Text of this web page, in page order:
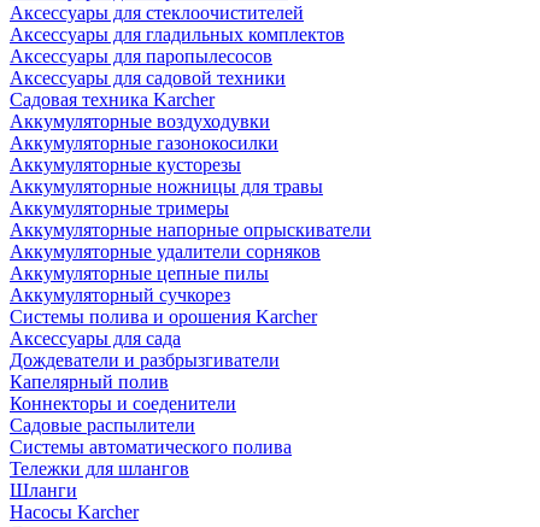
Аксессуары для стеклоочистителей
Аксессуары для гладильных комплектов
Аксессуары для паропылесосов
Аксессуары для садовой техники
Садовая техника Karcher
Аккумуляторные воздуходувки
Аккумуляторные газонокосилки
Аккумуляторные кусторезы
Аккумуляторные ножницы для травы
Аккумуляторные тримеры
Аккумуляторные напорные опрыскиватели
Аккумуляторные удалители сорняков
Аккумуляторные цепные пилы
Аккумуляторный сучкорез
Системы полива и орошения Karcher
Аксессуары для сада
Дождеватели и разбрызгиватели
Капелярный полив
Коннекторы и соеденители
Садовые распылители
Системы автоматического полива
Тележки для шлангов
Шланги
Насосы Karcher